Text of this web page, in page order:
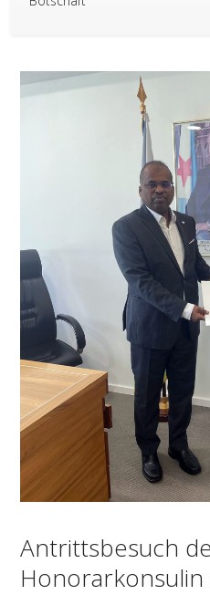
Antrittsbesuch
Honorarkonsulin